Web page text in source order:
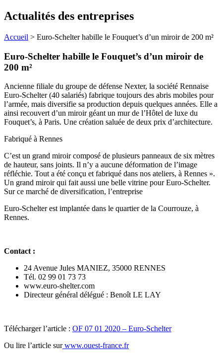
Actualités des entreprises
Accueil > Euro-Schelter habille le Fouquet’s d’un miroir de 200 m²
Euro-Schelter habille le Fouquet’s d’un miroir de
200 m²
Ancienne filiale du groupe de défense Nexter, la société Rennaise
Euro-Schelter (40 salariés) fabrique toujours des abris mobiles pour
l’armée, mais diversifie sa production depuis quelques années. Elle a
ainsi recouvert d’un miroir géant un mur de l’Hôtel de luxe du
Fouquet’s, à Paris. Une création saluée de deux prix d’architecture.
Fabriqué à Rennes
C’est un grand miroir composé de plusieurs panneaux de six mètres
de hauteur, sans joints. Il n’y a aucune déformation de l’image
réfléchie. Tout a été conçu et fabriqué dans nos ateliers, à Rennes ».
Un grand miroir qui fait aussi une belle vitrine pour Euro-Schelter.
Sur ce marché de diversification, l’entreprise
Euro-Schelter est implantée dans le quartier de la Courrouze, à
Rennes.
Contact :
24 Avenue Jules MANIEZ, 35000 RENNES
Tél. 02 99 01 73 73
www.euro-shelter.com
Directeur général délégué : Benoît LE LAY
Télécharger l’article : OF 07 01 2020 – Euro-Schelter
Ou lire l’article surwww.ouest-france.fr